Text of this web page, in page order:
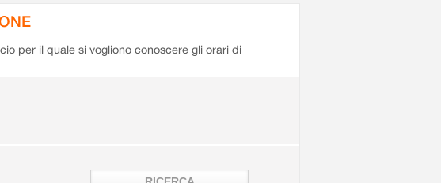
per il quale si vogliono conoscere gli orari di